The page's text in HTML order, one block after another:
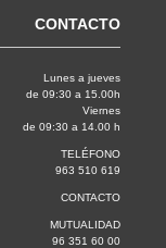
CONTACTO
Lunes a jueves
de 09:30 a 15.00h
Viernes
de 09:30 a 14.00 h
TELÉFONO
963 510 619
CONTACTO
MUTUALIDAD
96 351 60 00